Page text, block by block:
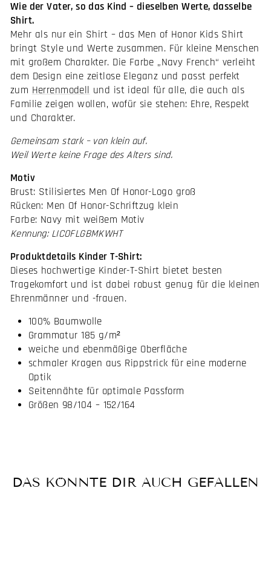
Wie der Vater, so das Kind – dieselben Werte, dasselbe
Shirt.
Mehr als nur ein Shirt – das Men of Honor Kids Shirt
bringt Style und Werte zusammen. Für kleine Menschen
mit großem Charakter. Die Farbe „Navy French“ verleiht
dem Design eine zeitlose Eleganz und passt perfekt
zum Herrenmodell und ist ideal für alle, die auch als
Familie zeigen wollen, wofür sie stehen: Ehre, Respekt
und Charakter.
Gemeinsam stark – von klein auf.
Weil Werte keine Frage des Alters sind.
Motiv
Brust: Stilisiertes Men Of Honor-Logo groß
Rücken: Men Of Honor-Schriftzug klein
Farbe: Navy mit weißem Motiv
Kennung: LICOFLGBMKWHT
Produktdetails Kinder T-Shirt:
Dieses hochwertige Kinder-T-Shirt bietet besten
Tragekomfort und ist dabei robust genug für die kleinen
Ehrenmänner und -frauen.
100% Baumwolle
Grammatur 185 g/m²
weiche und ebenmäßige Oberfläche
schmaler Kragen aus Rippstrick für eine moderne
Optik
Seitennähte für optimale Passform
Größen 98/104 – 152/164
DAS KÖNNTE DIR AUCH GEFALLEN